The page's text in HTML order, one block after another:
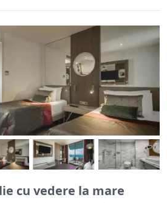
cu vedere la mare